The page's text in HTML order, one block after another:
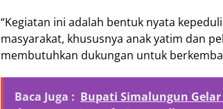
“Kegiatan ini adalah bentuk nyata
masyarakat, khususnya anak yatim dan
membutuhkan dukungan untuk
Baca Juga : Bupati Simalungun